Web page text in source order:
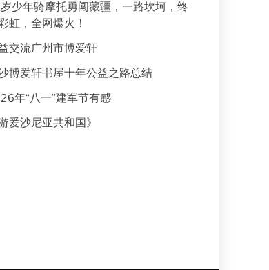
少年骑摩托勇闯藏疆，一路坎坷，终
虹，全网爆火！
交流广州市博爱轩
博爱轩书屋十年公益之路总结
年“八一”建军节有感
游爱沙尼亚共和国》